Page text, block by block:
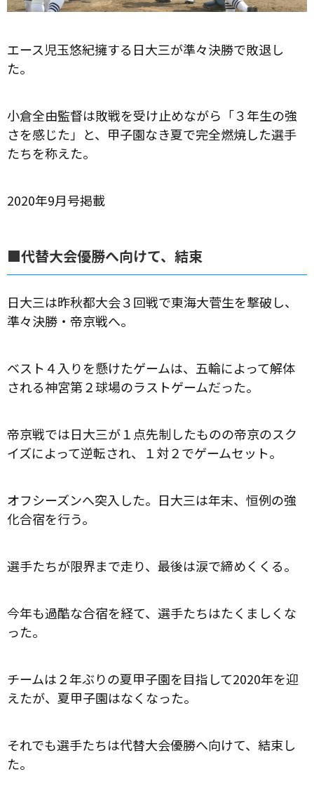
エース児玉悠紀擁する日大三が準々決勝で敗退し
た。
小倉全由監督は敗戦を受け止めながら「３年生の強
さを感じた」と、甲子園なき夏で完全燃焼した選手
たちを称えた。
2020年9月号掲載
■代替大会優勝へ向けて、結束
日大三は昨秋都大会３回戦で東海大菅生を撃破し、
準々決勝・帝京戦へ。
ベスト４入りを懸けたゲームは、五輪によって解体
される神宮第２球場のラストゲームだった。
帝京戦では日大三が１点先制したものの帝京のスク
イズによって逆転され、１対２でゲームセット。
オフシーズンへ突入した。日大三は年末、恒例の強
化合宿を行う。
選手たちが限界まで走り、最後は涙で締めくくる。
今年も過酷な合宿を経て、選手たちはたくましくな
った。
チームは２年ぶりの夏甲子園を目指して2020年を迎
えたが、夏甲子園はなくなった。
それでも選手たちは代替大会優勝へ向けて、結束し
た。